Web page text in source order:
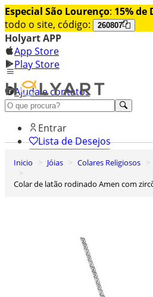
Especial São Lourenço: 15% de
todo o site, código:
260807
Holyart APP
App Store
Play Store
Ajuda e contatos
Conheça premium
Entrar
Lista de Desejos
0
Inicio Jóias Colares Religiosos
Colar de latão rodinado Amen com